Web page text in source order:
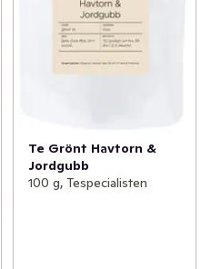
Te Grönt Havtorn &
Jordgubb
100 g, Tespecialisten